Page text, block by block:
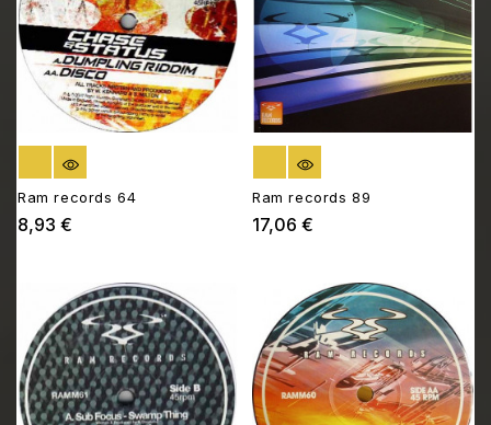
RUPTURE DE STOCK
Ram records 64
8,93 €
RUPTURE DE STOCK
Ram records 89
17,06 €